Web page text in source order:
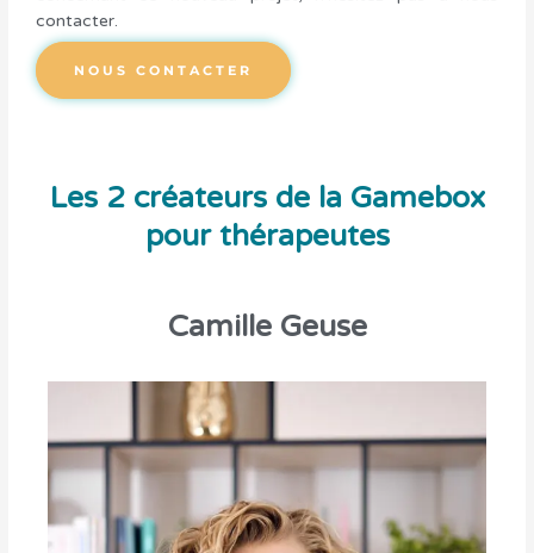
contacter.
NOUS CONTACTER
Les 2 créateurs de la Gamebox
pour thérapeutes
Camille Geuse